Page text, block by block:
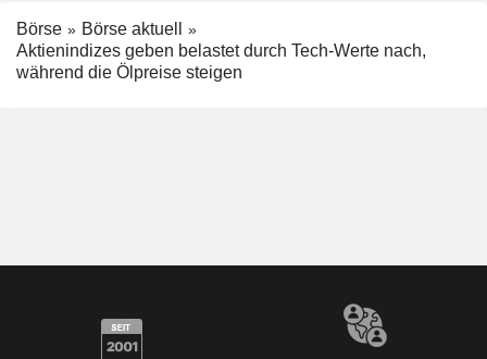
Börse
Börse aktuell
Aktienindizes geben belastet durch Tech-Werte nach,
während die Ölpreise steigen